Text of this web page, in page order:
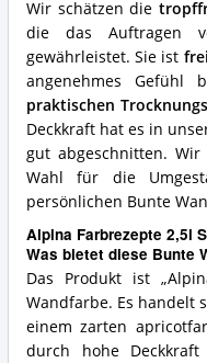
Wir schätzen die
die das Auftragen
gewährleistet. Sie ist
angenehmes Gefühl
praktischen
Deckkraft hat es in
gut abgeschnitten.
Wahl für die
persönlichen Bunte
Alpina Farbrezepte 2,5l
Was bietet diese Bunte
Das Produkt ist
Wandfarbe. Es handelt
einem zarten
durch hohe Deckkraft